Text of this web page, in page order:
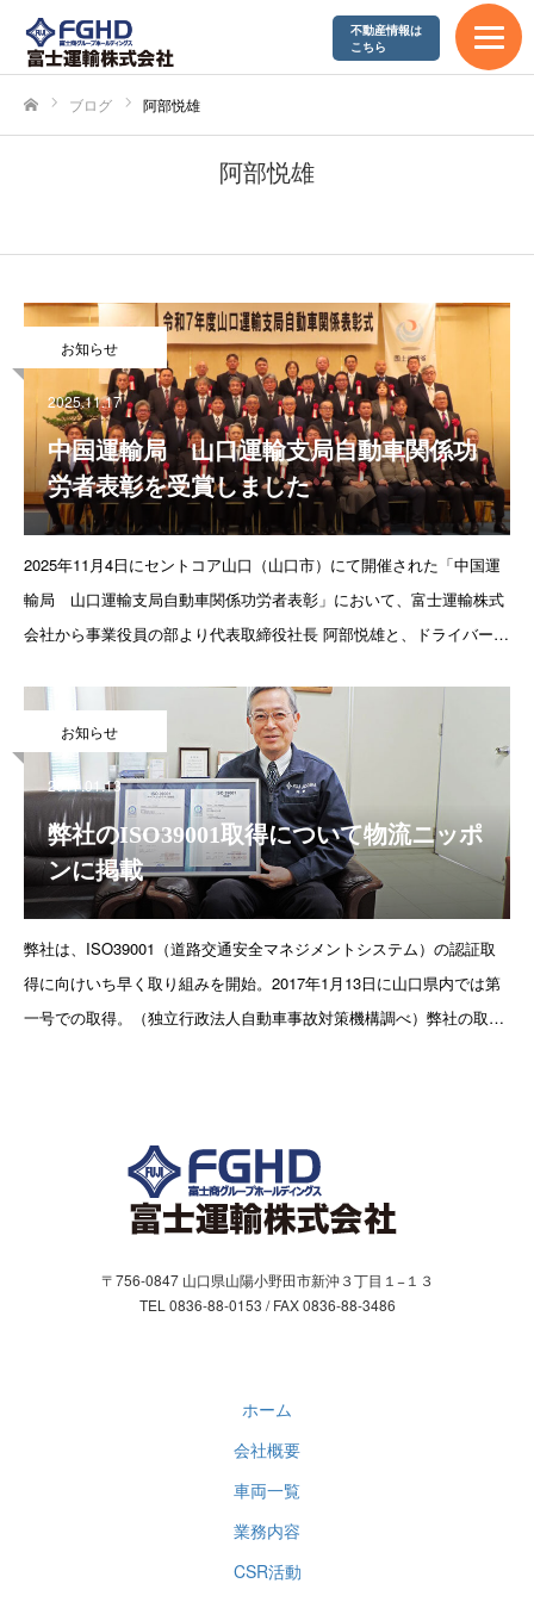
先輩社員の声
お問合わせ
個人情報保護方針
ブログ 阿部悦雄
阿部悦雄
お知らせ
2025.11.17
中国運輸局 山口運輸支局自動車関係功
労者表彰を受賞しました
2025年11月4日にセントコア山口（山口市）にて開催された「中国運
輸局 山口運輸支局自動車関係功労者表彰」において、富士運輸株式
会社から事業役員の部より代表取締役社長 阿部悦雄と、ドライバー2
長年にわたり顕著
お知らせ
2017.01.13
弊社のISO39001取得について物流ニッポ
ンに掲載
弊社は、ISO39001（道路交通安全マネジメントシステム）の認証取
得に向けいち早く取り組みを開始。2017年1月13日に山口県内では第
一号での取得。（独立行政法人自動車事故対策機構調べ）弊社の取り
不動産情報は
こちら
〒756-0847 山口県山陽小野田市新沖３丁目１−１３
TEL 0836-88-0153 / FAX 0836-88-3486
ホーム
会社概要
車両一覧
業務内容
CSR活動